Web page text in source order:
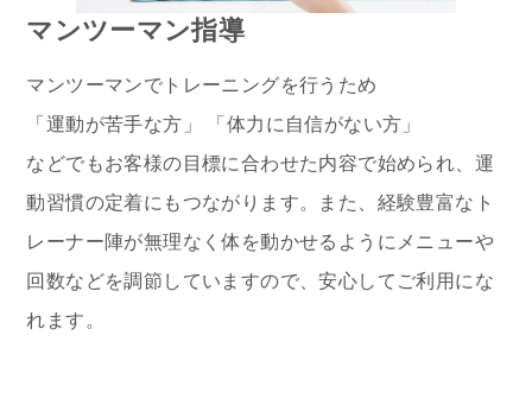
マンツーマン指導
マンツーマンでトレーニングを行うため
「運動が苦手な方」 「体力に自信がない方」
などでもお客様の目標に合わせた内容で始められ、運
動習慣の定着にもつながります。また、経験豊富なト
レーナー陣が無理なく体を動かせるようにメニューや
回数などを調節していますので、安心してご利用にな
れます。